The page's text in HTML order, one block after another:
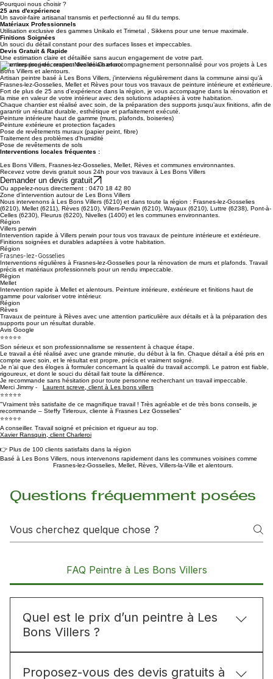
Peintre à Les Bons Villers Travail soigné et
finitions haut de gamme
Pourquoi nous choisir ?
25 ans d'expérience
Un savoir-faire artisanal transmis et perfectionné au fil du temps.
Matériaux Professionnels
Utilisation exclusive des gammes Unikalo et Trimetal , Sikkens pour une tenue maximale.
Finitions Soignées
Un souci du détail constant pour des surfaces lisses et impeccables.
Devis Gratuit & Rapide
Une estimation claire et détaillée sans aucun engagement de votre part.
Chantiers propres, respect des délais et accompagnement personnalisé pour vos projets à Les
Bons Villers et alentours.
Artisan peintre basé à Les Bons Villers, j’interviens régulièrement dans la commune ainsi qu’à
Frasnes-lez-Gosselies, Mellet et Rèves pour tous vos travaux de peinture intérieure et extérieure.
Fort de plus de 25 ans d’expérience dans la région, je vous accompagne dans la rénovation et
la mise en valeur de votre intérieur avec des solutions adaptées à votre habitation.
Chaque chantier est réalisé avec soin, de la préparation des supports jusqu’aux finitions, afin de
garantir un résultat durable, esthétique et parfaitement exécuté.
Peinture intérieure haut de gamme (murs, plafonds, boiseries)
Peinture extérieure et protection façades
Pose de revêtements muraux (papier peint, fibre)
Traitement des problèmes d'humidité
Interventions locales fréquentes :
Les Bons Villers, Frasnes-lez-Gosselies, Mellet, Rèves et communes environnantes.
Recevez votre devis gratuit sous 24h pour vos travaux à Les Bons Villers
Demander un devis gratuit
Ou appelez-nous directement : 0470 18 42 80
Zone d’intervention autour de Les Bons Villers
Nous intervenons à Les Bons Villers (6210) et dans toute la région : Frasnes-lez-Gosselies
(6210), Mellet (6211), Rèves (6210), Villers-Perwin (6210), Wayaux (6210), Luttre (6238), Pont-à-
Celles (6230), Fleurus (6220), Nivelles (1400) et les communes environnantes.
Région
Villers perwin
Intervention rapide à Villers perwin pour tous vos travaux de peinture intérieure et extérieure.
Finitions soignées et durables adaptées à votre habitation.
Région
Frasnes-lez-Gosselies
Interventions régulières à Frasnes-lez-Gosselies pour la rénovation de murs et plafonds. Travail
précis et matériaux professionnels pour un rendu impeccable.
Région
Mellet
Intervention rapide à Mellet et alentours. Peinture intérieure, extérieure et finitions haut de
gamme pour valoriser votre intérieur.
Région
Rèves
Travaux de peinture à Rèves avec une attention particulière aux détails et à la préparation des
supports pour un résultat durable.
Avis Google
⭐⭐⭐⭐⭐
Son sérieux et son professionnalisme se ressentent à chaque étape.
Le travail a été réalisé avec une grande minutie, du début à la fin. Chaque détail a été pris en
compte avec soin, et le résultat est propre, précis et vraiment soigné.
Je n’ai que des éloges à formuler concernant la qualité du travail accompli. Le patron est fiable,
rigoureux, et dont le souci du détail fait toute la différence.
Je recommande sans hésitation pour toute personne recherchant un travail impeccable.
Merci Jimmy -
Laurent screve, client à Les bons villers
⭐⭐⭐⭐⭐
"Vraiment très satisfaite de ce magnifique travail ! Très agréable et de très bons conseils, je
recommande – Steffy Tirleroux, cliente à Frasnes Lez Gosselies"
⭐⭐⭐⭐⭐
Xavier Ransquin, client Charleroi
👉 Plus de 100 clients satisfaits dans la région
FAQ Peintre à Les Bons Villers
Quel est le prix d’un peintre à Les
Le prix d’un peintre à Les Bons Villers dépend de